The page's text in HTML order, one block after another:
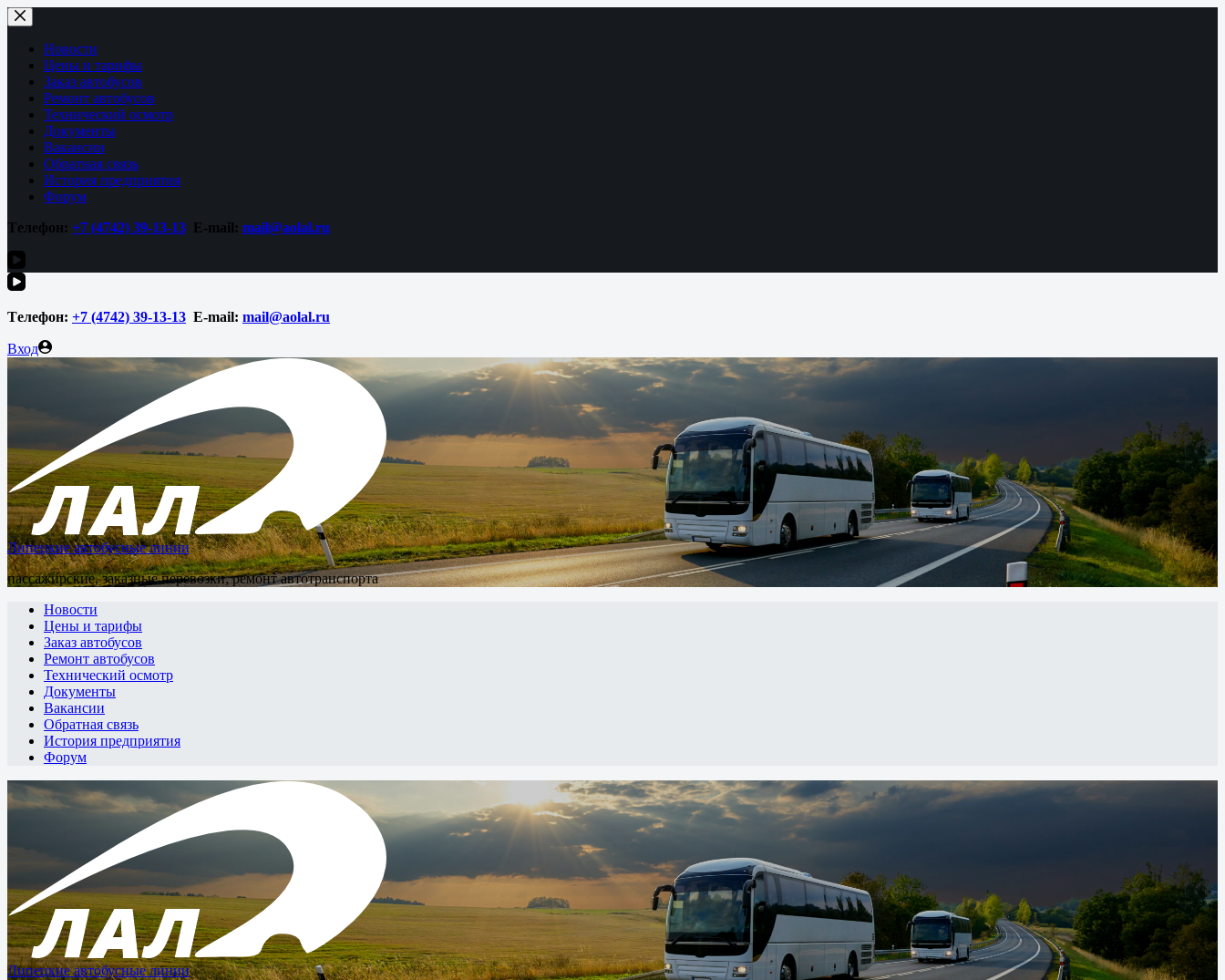
Перейти
к
сути
Новости
Цены и тарифы
Заказ автобусов
Ремонт автобусов
Технический осмотр
Документы
Вакансии
Обратная связь
История предприятия
Форум
Tелефон: +7 (4742) 39-13-13 E-mail: mail@aolal.ru
Tелефон: +7 (4742) 39-13-13 E-mail: mail@aolal.ru
Вход
Липецкие автобусные линии
пассажирские, заказные перевозки, ремонт автотранспорта
Новости
Цены и тарифы
Заказ автобусов
Ремонт автобусов
Технический осмотр
Документы
Вакансии
Обратная связь
История предприятия
Форум
Липецкие автобусные линии